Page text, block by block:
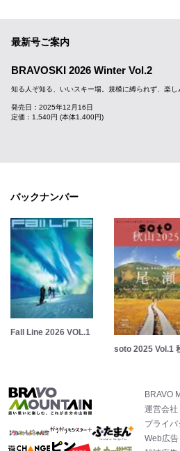
最新号ご案内
BRAVOSKI 2026 Winter Vol.2
知る人ぞ知る、いいスキー場。規模に縛られず、楽し
発売日：2025年12月16日
定価：1,540円 (本体1,400円)
バックナンバー
Fall Line 2026 VOL.1
soto 2025 Vol.1
BRAVO
運営会社
プライ
Web広告